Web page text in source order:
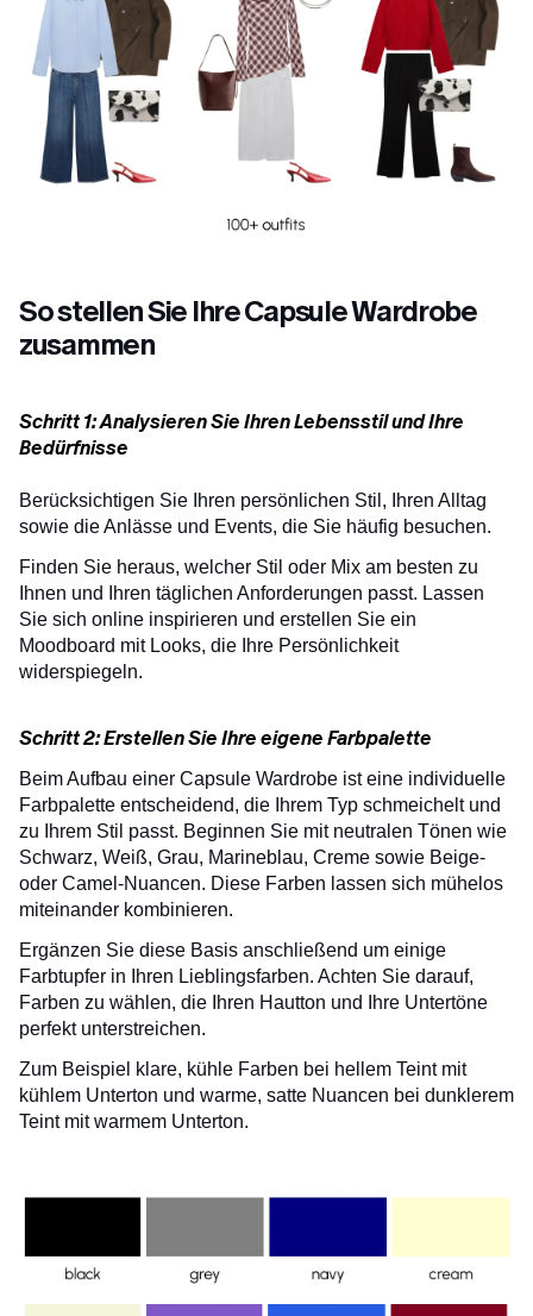
So stellen Sie Ihre Capsule Wardrobe
zusammen
Schritt 1: Analysieren Sie Ihren Lebensstil und Ihre
Bedürfnisse
Berücksichtigen Sie Ihren persönlichen Stil, Ihren Alltag
sowie die Anlässe und Events, die Sie häufig besuchen.
Finden Sie heraus, welcher Stil oder Mix am besten zu
Ihnen und Ihren täglichen Anforderungen passt. Lassen
Sie sich online inspirieren und erstellen Sie ein
Moodboard mit Looks, die Ihre Persönlichkeit
widerspiegeln.
Schritt 2: Erstellen Sie Ihre eigene Farbpalette
Beim Aufbau einer Capsule Wardrobe ist eine individuelle
Farbpalette entscheidend, die Ihrem Typ schmeichelt und
zu Ihrem Stil passt. Beginnen Sie mit neutralen Tönen wie
Schwarz, Weiß, Grau, Marineblau, Creme sowie Beige-
oder Camel-Nuancen. Diese Farben lassen sich mühelos
miteinander kombinieren.
Ergänzen Sie diese Basis anschließend um einige
Farbtupfer in Ihren Lieblingsfarben. Achten Sie darauf,
Farben zu wählen, die Ihren Hautton und Ihre Untertöne
perfekt unterstreichen.
Zum Beispiel klare, kühle Farben bei hellem Teint mit
kühlem Unterton und warme, satte Nuancen bei dunklerem
Teint mit warmem Unterton.